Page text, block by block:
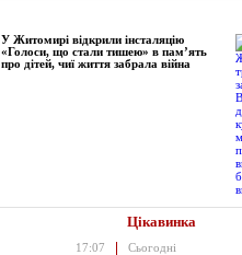
У Житомирі відкрили інсталяцію
«Голоси, що стали тишею» в пам’ять
про дітей, чиї життя забрала війна
Цікавинка
17:07
Сьогодні